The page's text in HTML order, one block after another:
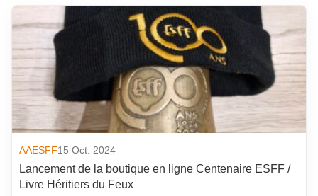
AAESFF15 Oct. 2024
Lancement de la boutique en ligne Centenaire ESFF /
Livre Héritiers du Feux